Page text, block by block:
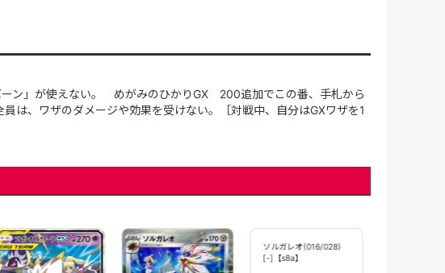
ン」が使えない。 めがみのひかりGX 200追加でこの番、手札から
は、ワザのダメージや効果を受けない。［対戦中、自分はGXワザを1